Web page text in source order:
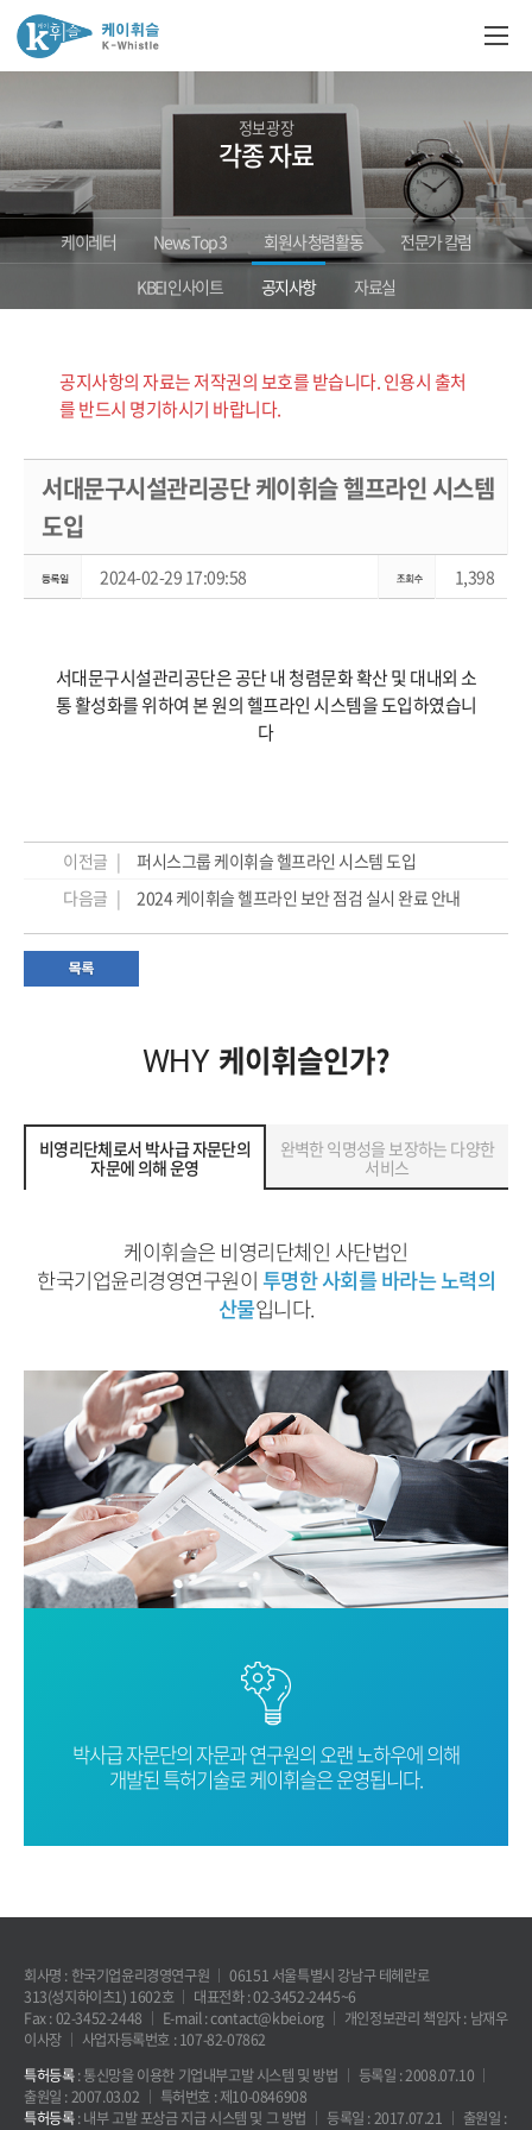
정보광장
각종 자료
케이레터 News Top 3 회원사 청렴활동
전문가 칼럼
KBEI 인사이트
공지사항 자료실
공지사항의 자료는 저작권의 보호를 받습니다. 인용시 출처
를 반드시 명기하시기 바랍니다.
서대문구시설관리공단 케이휘슬 헬프라인 시스템
도입
2024-02-29 17:09:58 1,398
서대문구시설관리공단은 공단 내 청렴문화 확산 및 대내외 소
통 활성화를 위하여 본 원의 헬프라인 시스템을 도입하였습니
다
이전글 |
퍼시스그룹 케이휘슬 헬프라인 시스템 도입
다음글 |
2024 케이휘슬 헬프라인 보안 점검 실시 완료 안내
WHY 케이휘슬인가?
비영리단체로서 박사급 자문단의
자문에 의해 운영
완벽한 익명성을 보장하는 다양한
서비스
케이휘슬은 비영리단체인 사단법인
한국기업윤리경영연구원이투명한 사회를 바라는 노력의
산물입니다.
박사급 자문단의 자문과 연구원의 오랜노하우에 의해
개발된 특허기술로케이휘슬은 운영됩니다.
회사명 : 한국기업윤리경영연구원
06151 서울특별시 강남구 테헤란로
313(성지하이츠1) 1602호
대표전화 : 02-3452-2445~6
Fax : 02-3452-2448
E-mail : contact@kbei.org
개인정보관리 책임자 : 남재우
이사장
사업자등록번호 : 107-82-07862
특허등록: 통신망을 이용한 기업내부고발 시스템 및 방법
등록일 : 2008.07.10
출원일 : 2007.03.02
특허번호 : 제10-0846908
특허등록: 내부 고발 포상금 지급 시스템 및 그 방법 등록일 : 2017.07.21
출원일 :